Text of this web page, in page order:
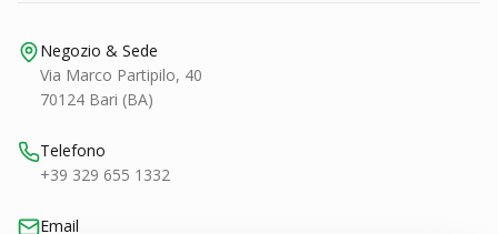
Negozio & Sede
Via Marco Partipilo, 40
70124 Bari (BA)
Telefono
+39 329 655 1332
Email